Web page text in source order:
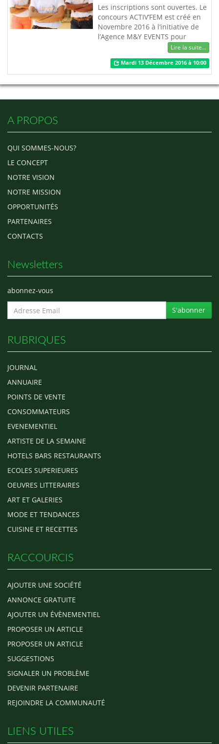
Les inscriptions sont ouvertes. Le
concours ACTIV’FEM est créé en
Novembre 2016 à l’initiative de
l’Agence M&Y EVENTS pour
encourager et valoriser
l’entrepreneuriat féminin. Au
TOGO, seulement 30 % des
créations d’entreprise sont
portées par des femmes. Parce
Lire la suite...
Mardi 13 Décembre 2016 à 10:00
A PROPOS
QUI SOMMES-NOUS?
LE CONCEPT
NOTRE VISION
NOTRE MISSION
OPPORTUNITÉS
PARTENAIRES
CONTACTS
Newsletters
abonnez-vous
S'abonner
RUBRIQUES
JOURNAL
ANNUAIRE
POINTS DE VENTE
CONSOMMATEURS
EVENEMENTIEL
ARTISTE DE LA SEMAINE
HOTELS BARS RESTAURANTS
ECOLES SUPERIEURES
OEUVRES LITTERAIRES
ART ET GALERIES
MODE ET TENDANCES
CUISINE ET RECETTES
RACCOURCIS
AJOUTER UNE SOCIÉTÉ
ANNONCE GRATUITE
AJOUTER UN ÉVÈNEMENTIEL
PROPOSER UN ARTICLE
PROPOSER UN ARTICLE
SUGGESTIONS
SIGNALER UN PROBLÈME
DEVENIR PARTENAIRE
REJOINDRE LA COMMUNAUTÉ
LIENS UTILES